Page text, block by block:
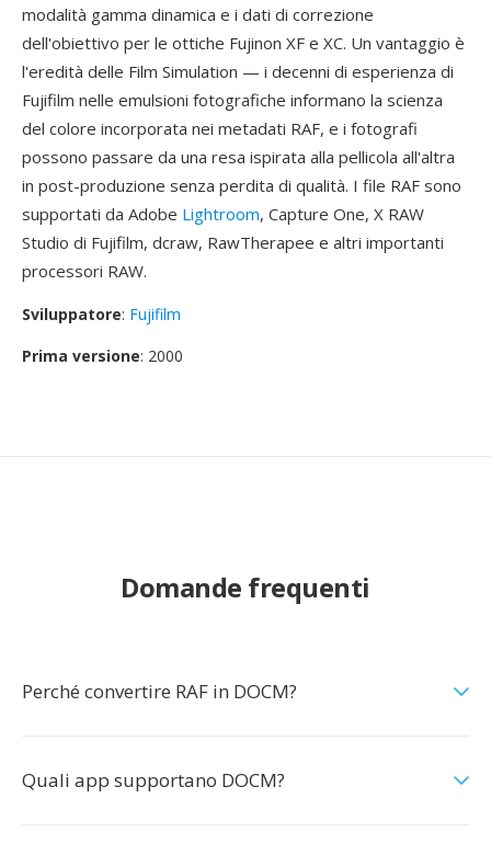
modalità gamma dinamica e i dati di correzione
dell'obiettivo per le ottiche Fujinon XF e XC. Un vantaggio è
l'eredità delle Film Simulation — i decenni di esperienza di
Fujifilm nelle emulsioni fotografiche informano la scienza
del colore incorporata nei metadati RAF, e i fotografi
possono passare da una resa ispirata alla pellicola all'altra
in post-produzione senza perdita di qualità. I file RAF sono
supportati da Adobe Lightroom, Capture One, X RAW
Studio di Fujifilm, dcraw, RawTherapee e altri importanti
processori RAW.
Sviluppatore: Fujifilm
Prima versione: 2000
Domande frequenti
Perché convertire RAF in DOCM?
Quali app supportano DOCM?